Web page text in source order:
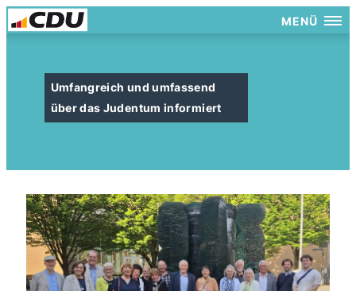
MENÜ
Umfangreich und umfassend
über das Judentum informiert